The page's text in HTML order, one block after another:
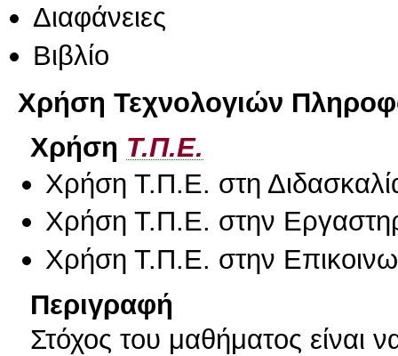
Διαφάνειες
Βιβλίο
Χρήση Τεχνολογιών
Χρήση Τ.Π.Ε.
Χρήση Τ.Π.Ε. στη
Χρήση Τ.Π.Ε. στην
Χρήση Τ.Π.Ε. στην
Περιγραφή
Στόχος του μαθήματος είναι